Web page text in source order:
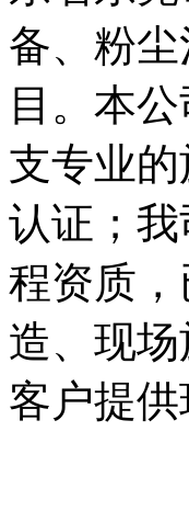
备、粉
目。本
支专业的
认证；
程资质
造、现
客户提